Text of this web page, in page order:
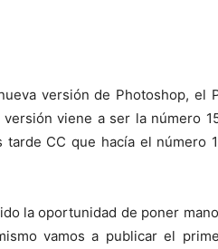
versión de Photoshop, el
viene a ser la número
CC que hacía el número
la oportunidad de poner
vamos a publicar el